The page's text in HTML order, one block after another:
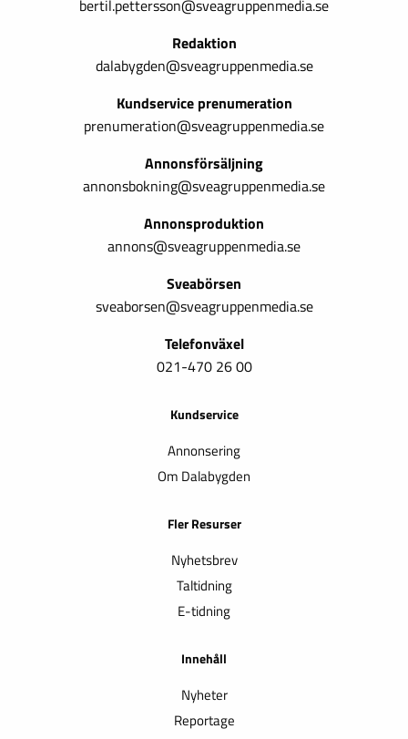
bertil.pettersson@sveagruppenmedia.se
Redaktion
dalabygden@sveagruppenmedia.se
Kundservice prenumeration
prenumeration@sveagruppenmedia.se
Annonsförsäljning
annonsbokning@sveagruppenmedia.se
Annonsproduktion
annons@sveagruppenmedia.se
Sveabörsen
sveaborsen@sveagruppenmedia.se
Telefonväxel
021-470 26 00
Kundservice
Annonsering
Om Dalabygden
Fler Resurser
Nyhetsbrev
Taltidning
E-tidning
Innehåll
Nyheter
Reportage